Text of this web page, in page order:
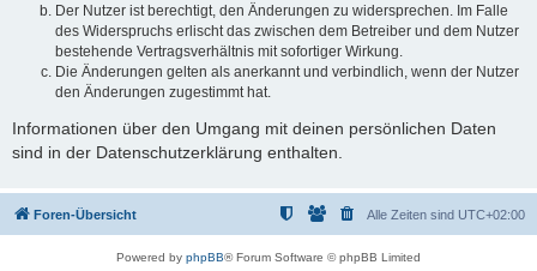
Der Nutzer ist berechtigt, den Änderungen zu widersprechen. Im Falle
des Widerspruchs erlischt das zwischen dem Betreiber und dem Nutzer
bestehende Vertragsverhältnis mit sofortiger Wirkung.
Die Änderungen gelten als anerkannt und verbindlich, wenn der Nutzer
den Änderungen zugestimmt hat.
Informationen über den Umgang mit deinen persönlichen Daten
sind in der Datenschutzerklärung enthalten.
Foren-Übersicht Alle Zeiten sind UTC+02:00
Powered by phpBB® Forum Software © phpBB Limited